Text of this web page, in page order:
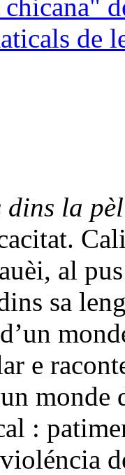
de
dins la pèl
al
sa
e
monde
: